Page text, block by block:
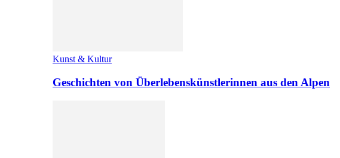
Kunst & Kultur
Geschichten von Überlebenskünstlerinnen aus den Alpen